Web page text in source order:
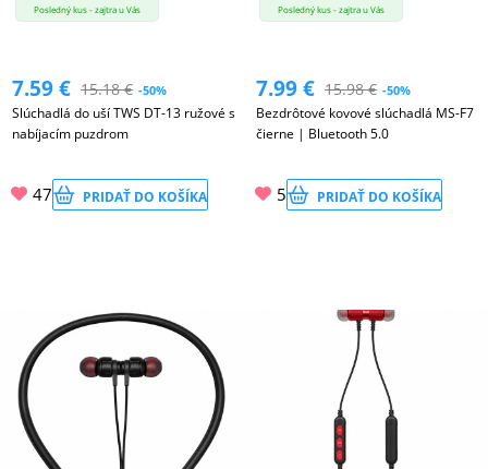
Posledný kus - zajtra u Vás
7.59€ 15.18€ -50%
Slúchadlá do uší TWS DT-13 ružové s
nabíjacím puzdrom
47 PRIDAŤ DO KOŠÍKA
Posledný kus - zajtra u Vás
7.99€ 15.98€ -50%
Bezdrôtové kovové slúchadlá MS-F7
čierne | Bluetooth 5.0
5 PRIDAŤ DO KOŠÍKA